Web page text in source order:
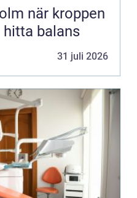
hitta balans
31 juli 2026